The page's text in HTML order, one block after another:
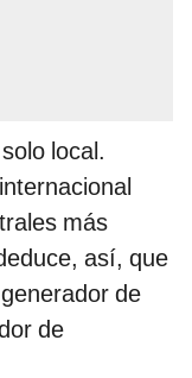
local.
más
así, que
de
de